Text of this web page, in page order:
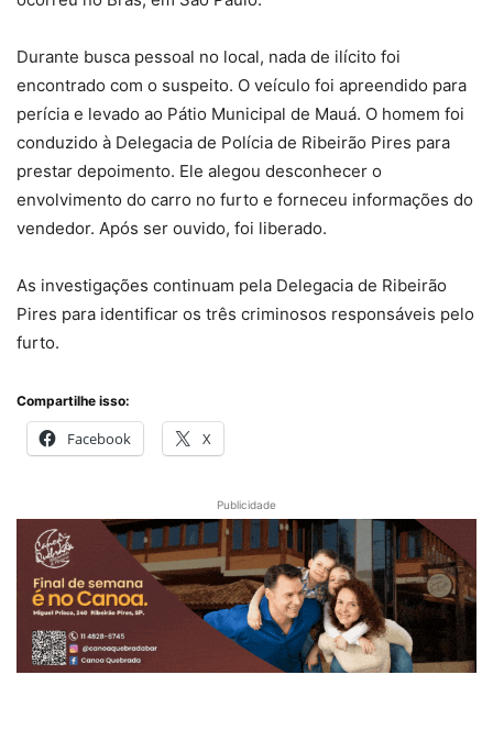
Durante busca pessoal no local, nada de ilícito foi
encontrado com o suspeito. O veículo foi apreendido para
perícia e levado ao Pátio Municipal de Mauá. O homem foi
conduzido à Delegacia de Polícia de Ribeirão Pires para
prestar depoimento. Ele alegou desconhecer o
envolvimento do carro no furto e forneceu informações do
vendedor. Após ser ouvido, foi liberado.
As investigações continuam pela Delegacia de Ribeirão
Pires para identificar os três criminosos responsáveis pelo
furto.
Compartilhe isso:
Facebook X
Publicidade